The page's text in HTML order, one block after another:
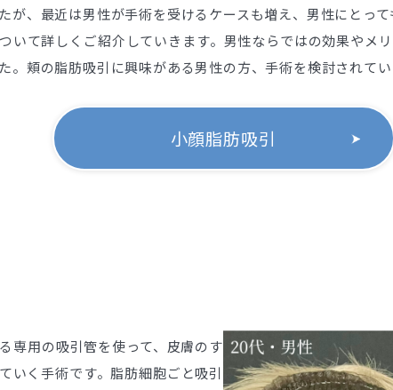
が、最近は男性が手術を受けるケースも増え、男性にとって
いて詳しくご紹介していきます。男性ならではの効果やメ
。頬の脂肪吸引に興味がある男性の方、手術を検討されて
小顔脂肪吸引
専用の吸引管を使って、皮膚のす
いく手術です。脂肪細胞ごと吸引